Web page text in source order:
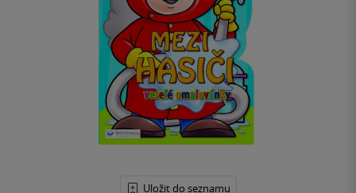
Uložit do seznamu